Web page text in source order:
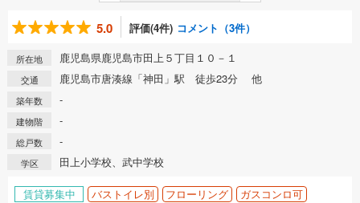
5.0 評価(4件) コメント（3件）
所在地 鹿児島県鹿児島市田上５丁目１０－１
交通 鹿児島市唐湊線「神田」駅 徒歩23分 他
築年数 -
建物階 -
総戸数 -
学区 田上小学校、武中学校
賃貸募集中 バストイレ別 フローリング
ガスコンロ可